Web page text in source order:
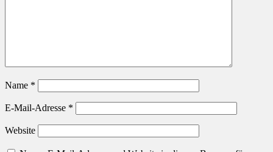
Name *
E-Mail-Adresse *
Website